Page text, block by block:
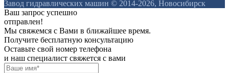
Завод гидравлических машин © 2014-2026, Новосибирск
Ваш запрос успешно
отправлен!
Мы свяжемся с Вами в ближайшее время.
Получите бесплатную консультацию
Оставьте свой номер телефона
и наш специалист свяжется с вами